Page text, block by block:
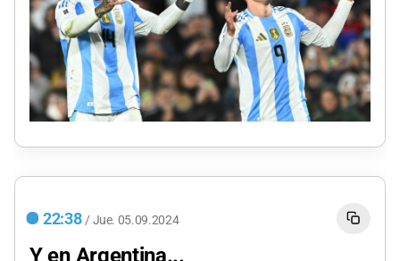
22:38 / Jue. 05.09.2024
Y en Argentina...